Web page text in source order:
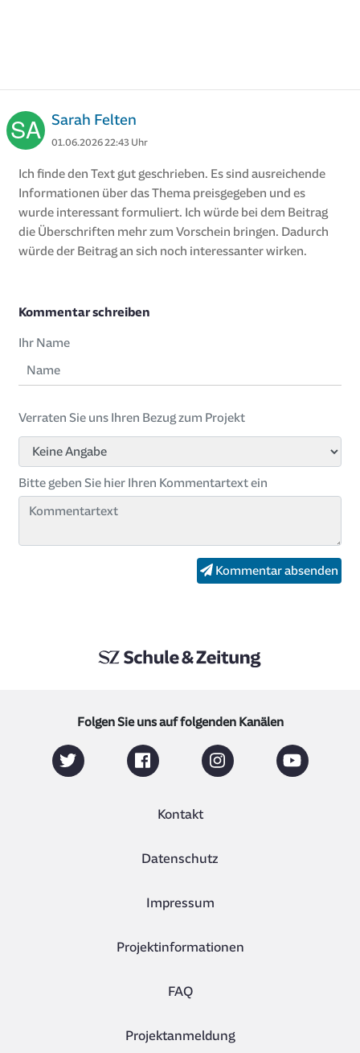
Sarah Felten
01.06.2026 22:43 Uhr
Ich finde den Text gut geschrieben. Es sind ausreichende
Informationen über das Thema preisgegeben und es
wurde interessant formuliert. Ich würde bei dem Beitrag
die Überschriften mehr zum Vorschein bringen. Dadurch
würde der Beitrag an sich noch interessanter wirken.
Kommentar schreiben
Ihr Name
Verraten Sie uns Ihren Bezug zum Projekt
Bitte geben Sie hier Ihren Kommentartext ein
Kommentar absenden
Folgen Sie uns auf folgenden Kanälen
Kontakt
Datenschutz
Impressum
Projektinformationen
FAQ
Projektanmeldung